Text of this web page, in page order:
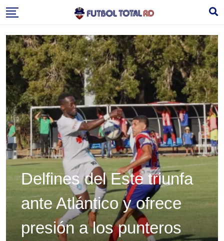
to
Delfines del Este triunfa
ante Atlántico y ofrece
presión a los punteros